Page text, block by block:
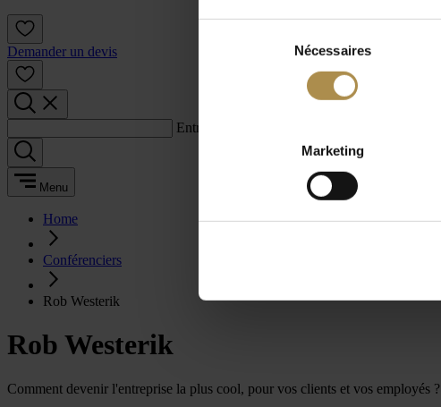
Nécessaires
Marketing
Demander un devis
Entrez un terme de recherche :
Menu
Home
Conférenciers
Rob Westerik
Rob Westerik
Comment devenir l'entreprise la plus cool, pour vos clients et vos employés ?